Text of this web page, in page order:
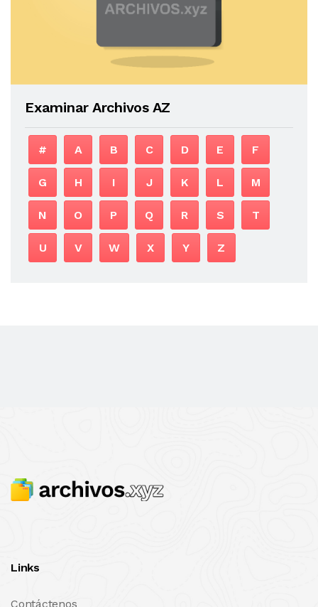
Examinar Archivos AZ
# A B C D E F
G H I J K L M
N O P Q R S T
U V W X Y Z
Links
Contáctenos